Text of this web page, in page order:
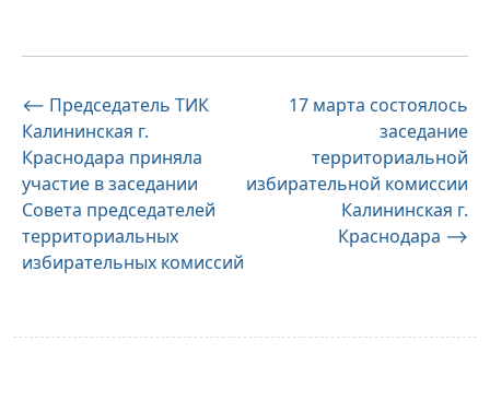
Навигация
по
записям
⟵ Председатель ТИК
Калининская г.
Краснодара приняла
участие в заседании
Совета председателей
территориальных
избирательных комиссий
17 марта состоялось
заседание
территориальной
избирательной комиссии
Калининская г.
Краснодара ⟶